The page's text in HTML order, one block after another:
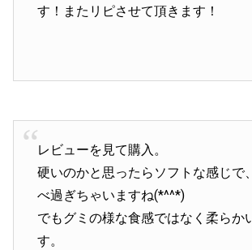
す！またリピさせて頂きます！
レビューを見て購入。
硬いのかと思ったらソフトな感じで
べ過ぎちゃいますね(*^^*)
でもグミの様な食感ではなく柔らか
す。